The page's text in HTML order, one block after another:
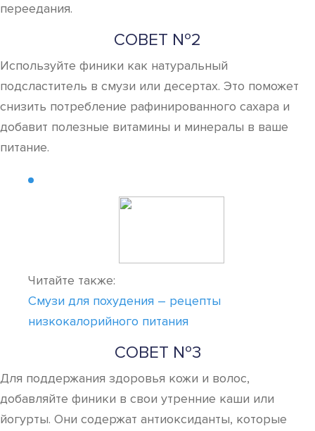
переедания.
СОВЕТ №2
Используйте финики как натуральный
подсластитель в смузи или десертах. Это поможет
снизить потребление рафинированного сахара и
добавит полезные витамины и минералы в ваше
питание.
Читайте также:
Смузи для похудения – рецепты
низкокалорийного питания
СОВЕТ №3
Для поддержания здоровья кожи и волос,
добавляйте финики в свои утренние каши или
йогурты. Они содержат антиоксиданты, которые